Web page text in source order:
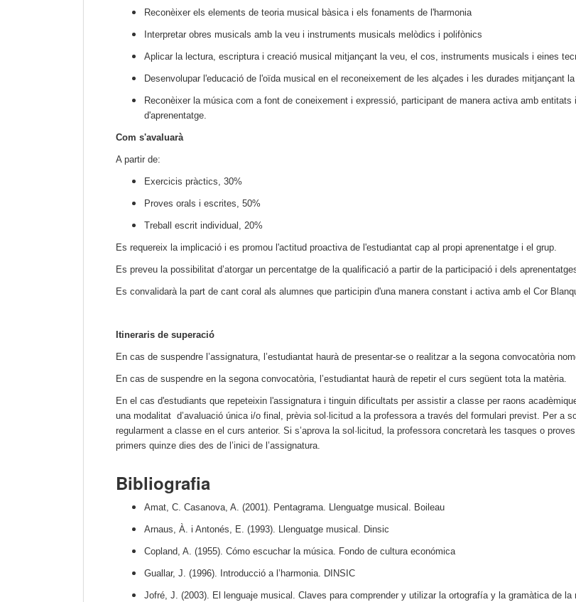
Reconèixer els elements de teoria musical bàsica i els fonaments de l'harmonia
Interpretar obres musicals amb la veu i instruments musicals melòdics i polifònics
Aplicar la lectura, escriptura i creació musical mitjançant la veu, el cos, instruments musicals i eines
Desenvolupar l'educació de l'oïda musical en el reconeixement de les alçades i les durades mitjançant
Reconèixer la música com a font de coneixement i expressió, participant de manera activa amb
d'aprenentatge.
Com s'avaluarà
A partir de:
Exercicis pràctics, 30%
Proves orals i escrites, 50%
Treball escrit individual, 20%
Es requereix la implicació i es promou l'actitud proactiva de l'estudiantat cap al propi aprenentatge i el grup.
Es preveu la possibilitat d’atorgar un percentatge de la qualificació a partir de la participació i dels
Es convalidarà la part de cant coral als alumnes que participin d'una manera constant i activa amb el Cor
Itineraris de superació
En cas de suspendre l’assignatura, l’estudiantat haurà de presentar-se o realitzar a la segona convocatòria
En cas de suspendre en la segona convocatòria, l’estudiantat haurà de repetir el curs següent tota la matèria.
En el cas d'estudiants que repeteixin l'assignatura i tinguin dificultats per assistir a classe per raons
una modalitat d’avaluació única i/o final, prèvia sol·licitud a la professora a través del formulari previst. Per a
regularment a classe en el curs anterior. Si s’aprova la sol·licitud, la professora concretarà les tasques o
primers quinze dies des de l’inici de l’assignatura.
Bibliografia
Amat, C. Casanova, A. (2001). Pentagrama. Llenguatge musical . Boileau
Arnaus, À. i Antonés, E. (1993). Llenguatge musical . Dinsic
Copland, A. (1955). Cómo escuchar la música. Fondo de cultura económica
Guallar, J. (1996). Introducció a l’harmonia. DINSIC
Jofré, J. (2003). El lenguaje musical . Claves para comprender y utilizar la ortografía y la gramàtica de